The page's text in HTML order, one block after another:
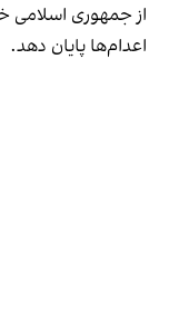
از جمهوری اسلامی
اعدام‌ها پایان دهد.